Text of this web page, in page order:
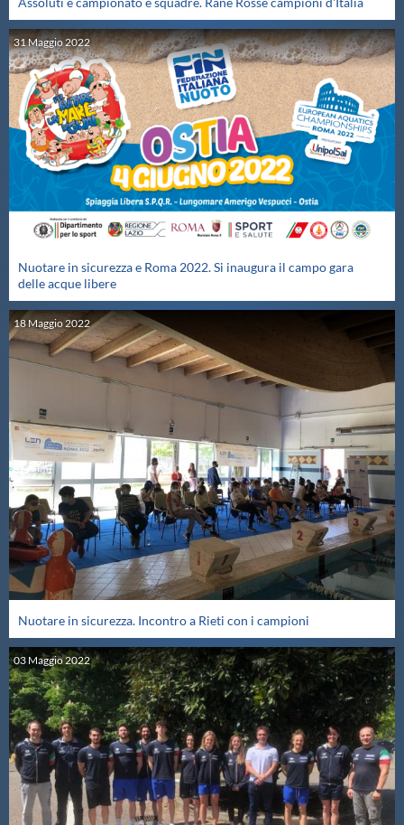
31Maggio2022
Nuotare in sicurezza e Roma 2022. Si inaugura il campo gara
delle acque libere
18Maggio 2022
Nuotare in sicurezza. Incontro a Rieti con i campioni
03 Maggio2022